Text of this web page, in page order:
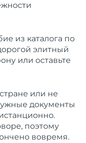
из каталога по
элитный
или оставьте
или не
документы
поэтому
вовремя.